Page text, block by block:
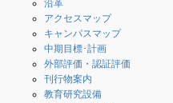
沿革
アクセスマップ
キャンパスマップ
中期目標･計画
外部評価・認証評価
刊行物案内
教育研究設備